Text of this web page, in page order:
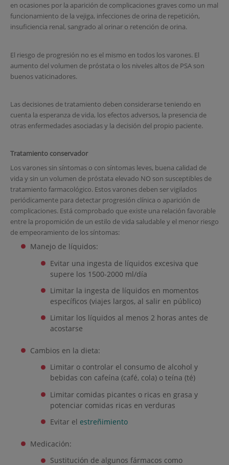
en ocasiones por la aparición de complicaciones graves como un mal
funcionamiento de la vejiga, infecciones de orina de repetición,
insuficiencia renal, sangrado al orinar o retención de orina.
El riesgo de progresión no es el mismo en todos los varones. El
aumento del volumen de próstata o los niveles altos de PSA son
buenos vaticinadores.
Las decisiones de tratamiento deben considerarse teniendo en
cuenta la esperanza de vida, los efectos adversos, la presencia de
otras enfermedades asociadas y la decisión del propio paciente.
Tratamiento conservador
Los varones sin síntomas o con síntomas leves, buena calidad de
vida y sin un volumen de próstata elevado NO son susceptibles de
tratamiento farmacológico. Estos varones deben ser vigilados
periódicamente para detectar progresión clínica o aparición de
complicaciones. Está comprobado que existe una relación favorable
entre la propomición de un estilo de vida saludable y el menor riesgo
de empeoramiento de los síntomas:
Manejo de líquidos:
Evitar una ingesta de líquidos excesiva que
supere los 1500-2000 ml/día
Limitar la ingesta de líquidos en momentos
específicos (viajes largos, al salir en público)
Limitar los líquidos al menos 2 horas antes de
acostarse
Cambios en la dieta:
Limitar o controlar el consumo de alcohol y
bebidas con cafeína (café, cola) o teína (té)
Limitar comidas picantes o ricas en grasa y
potenciar comidas ricas en verduras
Evitar el estreñimiento
Medicación:
Sustitución de algunos fármacos como